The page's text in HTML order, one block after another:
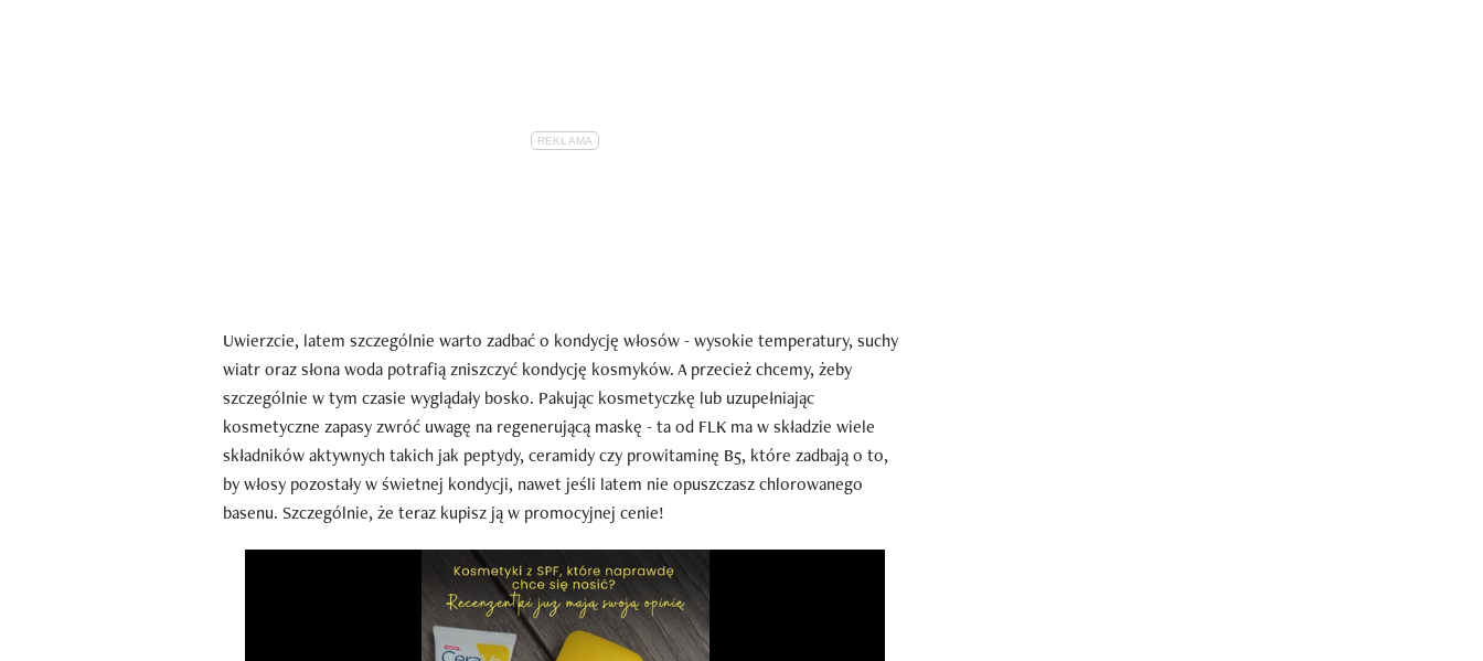
Uwierzcie, latem szczególnie warto zadbać o kondycję włosów - wysokie temperatury, suchy
wiatr oraz słona woda potrafią zniszczyć kondycję kosmyków. A przecież chcemy, żeby
szczególnie w tym czasie wyglądały bosko. Pakując kosmetyczkę lub uzupełniając
kosmetyczne zapasy zwróć uwagę na regenerującą maskę - ta od FLK ma w składzie wiele
składników aktywnych takich jak peptydy, ceramidy czy prowitaminę B5, które zadbają o to,
by włosy pozostały w świetnej kondycji, nawet jeśli latem nie opuszczasz chlorowanego
basenu. Szczególnie, że teraz kupisz ją w promocyjnej cenie!